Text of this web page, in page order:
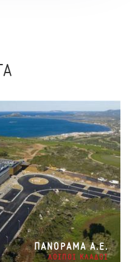
ΠΑΝΟΡΑΜΑ Α.Ε.
ΛΟΙΠΟΙ ΚΛΑΔΟΙ